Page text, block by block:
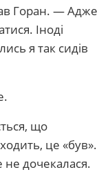
Горан. — Адже
Іноді
я так сидів
що
це «був».
не дочекалася.